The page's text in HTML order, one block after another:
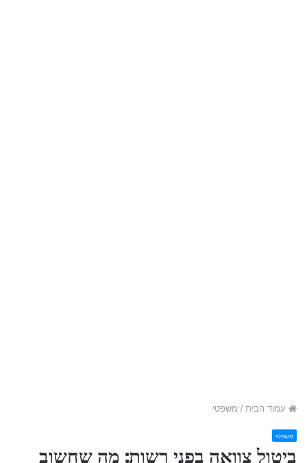
עמוד הבית / משפטי
משפטי